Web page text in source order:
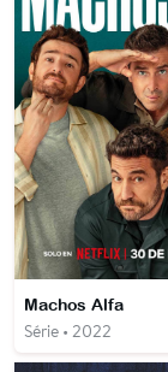
Machos Alfa
Série • 2022